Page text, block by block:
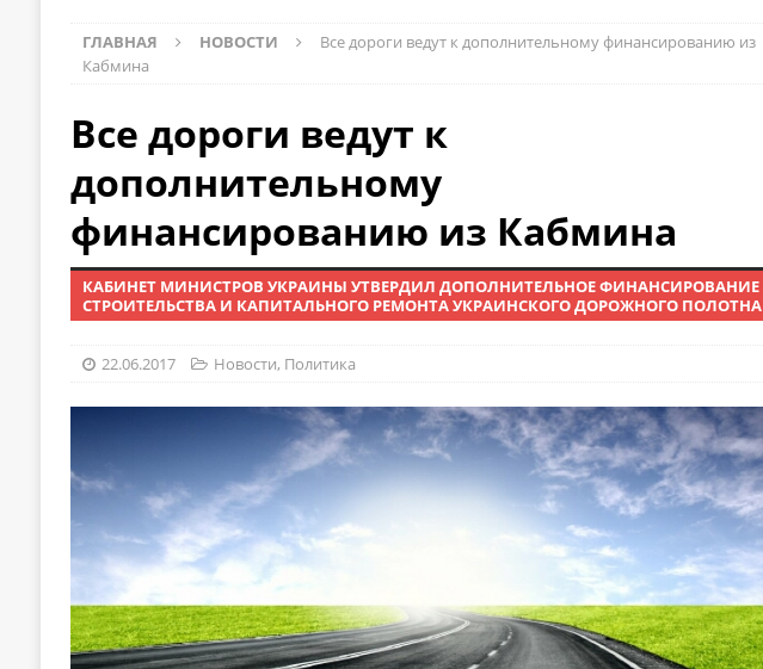
ГЛАВНАЯ НОВОСТИ
Все дороги ведут к дополнительному финансированию из
Кабмина
Все дороги ведут к
дополнительному
финансированию из Кабмина
КАБИНЕТ МИНИСТРОВ УКРАИНЫ УТВЕРДИЛ ДОПОЛНИТЕЛЬНОЕ ФИНАНСИРОВАНИЕ
СТРОИТЕЛЬСТВА И КАПИТАЛЬНОГО РЕМОНТА УКРАИНСКОГО ДОРОЖНОГО ПОЛОТНА
22.06.2017 Новости, Политика